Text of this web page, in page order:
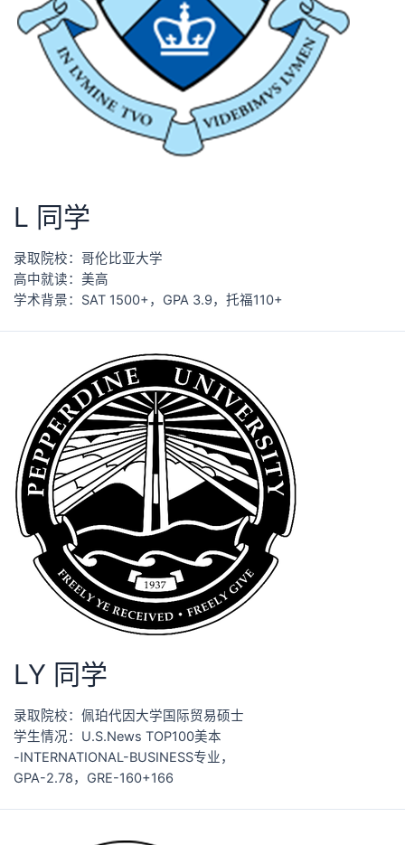
L 同学
录取院校：哥伦比亚大学
高中就读：美高
学术背景：SAT 1500+，GPA 3.9，托福110+
LY 同学
录取院校：佩珀代因大学国际贸易硕士
学生情况：U.S.News TOP100美本
-INTERNATIONAL-BUSINESS专业，
GPA-2.78，GRE-160+166